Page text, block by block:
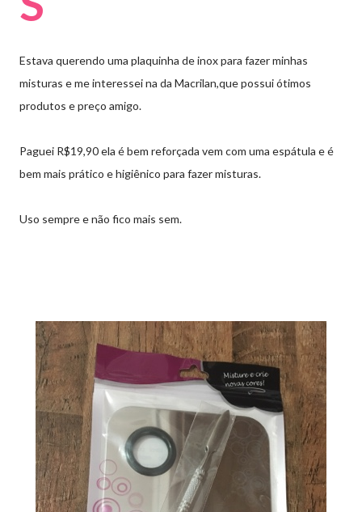
Estava querendo uma plaquinha de inox para fazer minhas
misturas e me interessei na da Macrilan,que possui ótimos
produtos e preço amigo.
Paguei R$19,90 ela é bem reforçada vem com uma espátula e é
bem mais prático e higiênico para fazer misturas.
Uso sempre e não fico mais sem.